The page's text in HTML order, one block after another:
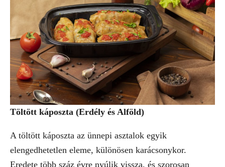
Töltött káposzta (Erdély és Alföld)
A töltött káposzta az ünnepi asztalok egyik
elengedhetetlen eleme, különösen karácsonykor.
Eredete több száz évre nyúlik vissza, és szorosan